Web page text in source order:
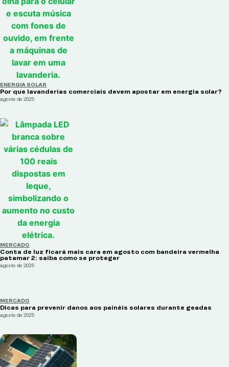
ENERGIA SOLAR
Por que lavanderias comerciais devem apostar em energia solar?
agosto de 2025
MERCADO
Conta de luz ficará mais cara em agosto com bandeira vermelha
patamar 2: saiba como se proteger
agosto de 2025
MERCADO
Dicas para prevenir danos aos painéis solares durante geadas
agosto de 2025